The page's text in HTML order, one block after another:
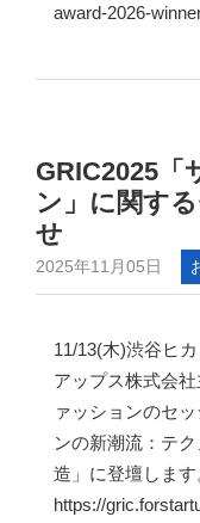
award-2026-
GRIC2025「
ン」に関す
せ
2025年11月05日
11/13(木)渋谷ヒ
アップス株式会
ァッションのセ
ンの新潮流：テ
造」に登壇します
https://